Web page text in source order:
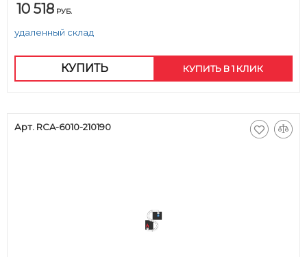
10 518 РУБ.
удаленный склад
КУПИТЬ КУПИТЬ В 1 КЛИК
Арт. RCA-6010-210190